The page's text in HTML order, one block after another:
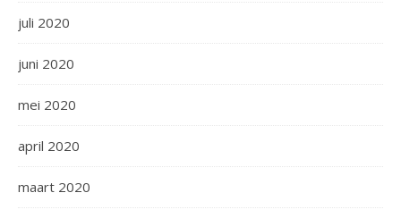
juli 2020
juni 2020
mei 2020
april 2020
maart 2020